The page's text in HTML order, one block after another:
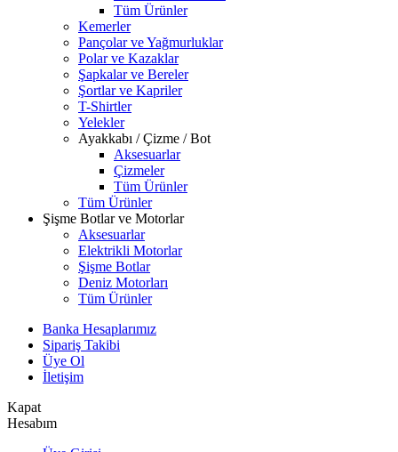
Tüm Ürünler
Kemerler
Pançolar ve Yağmurluklar
Polar ve Kazaklar
Şapkalar ve Bereler
Şortlar ve Kapriler
T-Shirtler
Yelekler
Ayakkabı / Çizme / Bot
Aksesuarlar
Çizmeler
Tüm Ürünler
Tüm Ürünler
Şişme Botlar ve Motorlar
Aksesuarlar
Elektrikli Motorlar
Şişme Botlar
Deniz Motorları
Tüm Ürünler
Banka Hesaplarımız
Sipariş Takibi
Üye Ol
İletişim
Kapat
Hesabım